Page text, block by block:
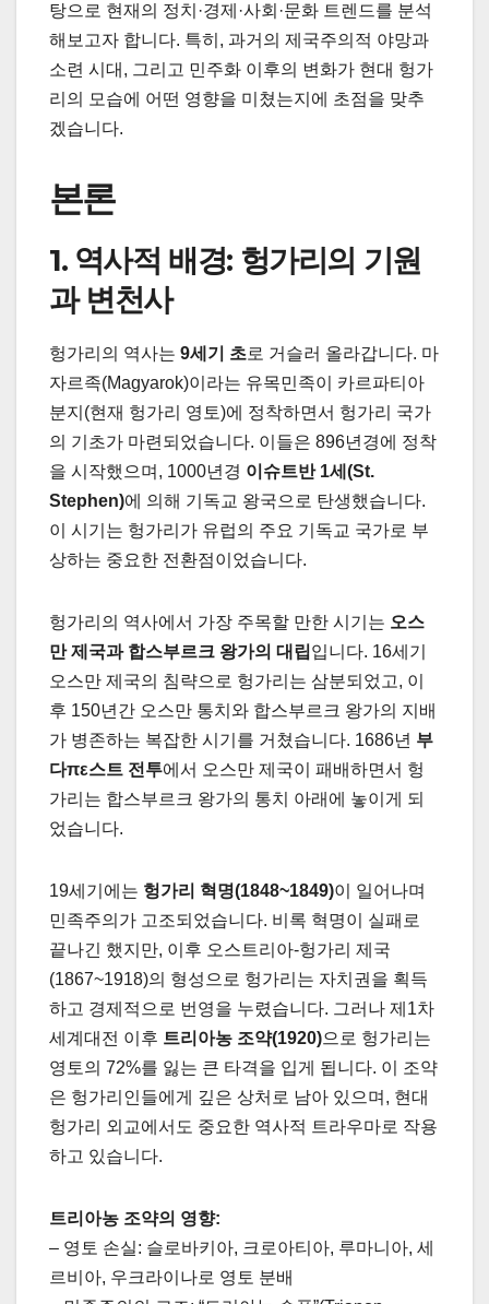
탕으로 현재의 정치·경제·사회·문화 트렌드를 분석
해보고자 합니다. 특히, 과거의 제국주의적 야망과
소련 시대, 그리고 민주화 이후의 변화가 현대 헝가
리의 모습에 어떤 영향을 미쳤는지에 초점을 맞추
겠습니다.
본론
1. 역사적 배경: 헝가리의 기원
과 변천사
헝가리의 역사는 9세기 초로 거슬러 올라갑니다. 마
자르족(Magyarok)이라는 유목민족이 카르파티아
분지(현재 헝가리 영토)에 정착하면서 헝가리 국가
의 기초가 마련되었습니다. 이들은 896년경에 정착
을 시작했으며, 1000년경 이슈트반 1세(St.
Stephen)에 의해 기독교 왕국으로 탄생했습니다.
이 시기는 헝가리가 유럽의 주요 기독교 국가로 부
상하는 중요한 전환점이었습니다.
헝가리의 역사에서 가장 주목할 만한 시기는 오스
만 제국과 합스부르크 왕가의 대립입니다. 16세기
오스만 제국의 침략으로 헝가리는 삼분되었고, 이
후 150년간 오스만 통치와 합스부르크 왕가의 지배
가 병존하는 복잡한 시기를 거쳤습니다. 1686년 부
다πε스트 전투에서 오스만 제국이 패배하면서 헝
가리는 합스부르크 왕가의 통치 아래에 놓이게 되
었습니다.
19세기에는 헝가리 혁명(1848~1849)이 일어나며
민족주의가 고조되었습니다. 비록 혁명이 실패로
끝나긴 했지만, 이후 오스트리아-헝가리 제국
(1867~1918)의 형성으로 헝가리는 자치권을 획득
하고 경제적으로 번영을 누렸습니다. 그러나 제1차
세계대전 이후 트리아농 조약(1920)으로 헝가리는
영토의 72%를 잃는 큰 타격을 입게 됩니다. 이 조약
은 헝가리인들에게 깊은 상처로 남아 있으며, 현대
헝가리 외교에서도 중요한 역사적 트라우마로 작용
하고 있습니다.
트리아농 조약의 영향:
– 영토 손실: 슬로바키아, 크로아티아, 루마니아, 세
르비아, 우크라이나로 영토 분배